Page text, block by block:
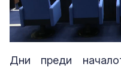
Unmute
Дни преди